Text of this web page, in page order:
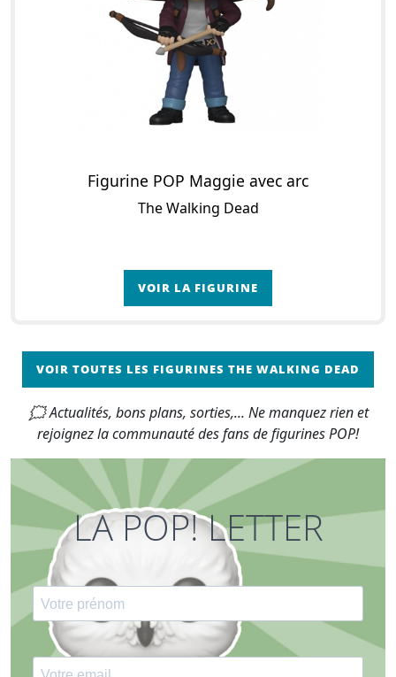
Figurine POP Maggie avec arc
The Walking Dead
VOIR LA FIGURINE
VOIR TOUTES LES FIGURINES THE WALKING DEAD
🗯 Actualités, bons plans, sorties,... Ne manquez rien et
rejoignez la communauté des fans de figurines POP!
LA POP! LETTER